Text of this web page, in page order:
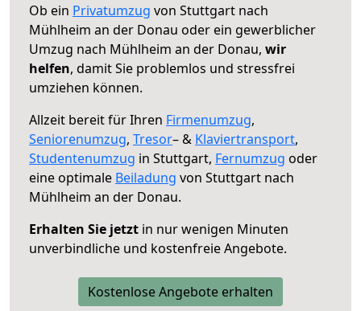
Ob ein Privatumzug von Stuttgart nach
Mühlheim an der Donau oder ein gewerblicher
Umzug nach Mühlheim an der Donau, wir
helfen, damit Sie problemlos und stressfrei
umziehen können.
Allzeit bereit für Ihren Firmenumzug,
Seniorenumzug, Tresor– & Klaviertransport,
Studentenumzug in Stuttgart, Fernumzug oder
eine optimale Beiladung von Stuttgart nach
Mühlheim an der Donau.
Erhalten Sie jetzt in nur wenigen Minuten
unverbindliche und kostenfreie Angebote.
Kostenlose Angebote erhalten